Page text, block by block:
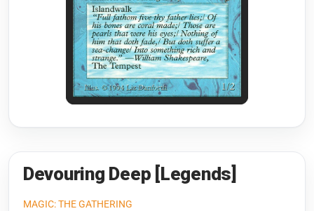
Riftbound: League of Legends
Flesh and Blood
Pokémon
One Piece
Gundam Card Game
Warlord: Saga of the Storm
Devouring Deep [Legends]
MAGIC: THE GATHERING